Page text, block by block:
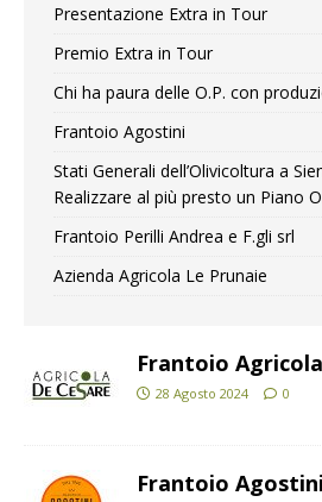
Presentazione Extra in Tour
Premio Extra in Tour
Chi ha paura delle O.P. con
Frantoio Agostini
Stati Generali dell’Olivicoltura a
Realizzare al più presto un Piano
Frantoio Perilli Andrea e F.gli srl
Azienda Agricola Le Prunaie
Frantoio
28 Agosto 2024 0
Frantoio Agostini